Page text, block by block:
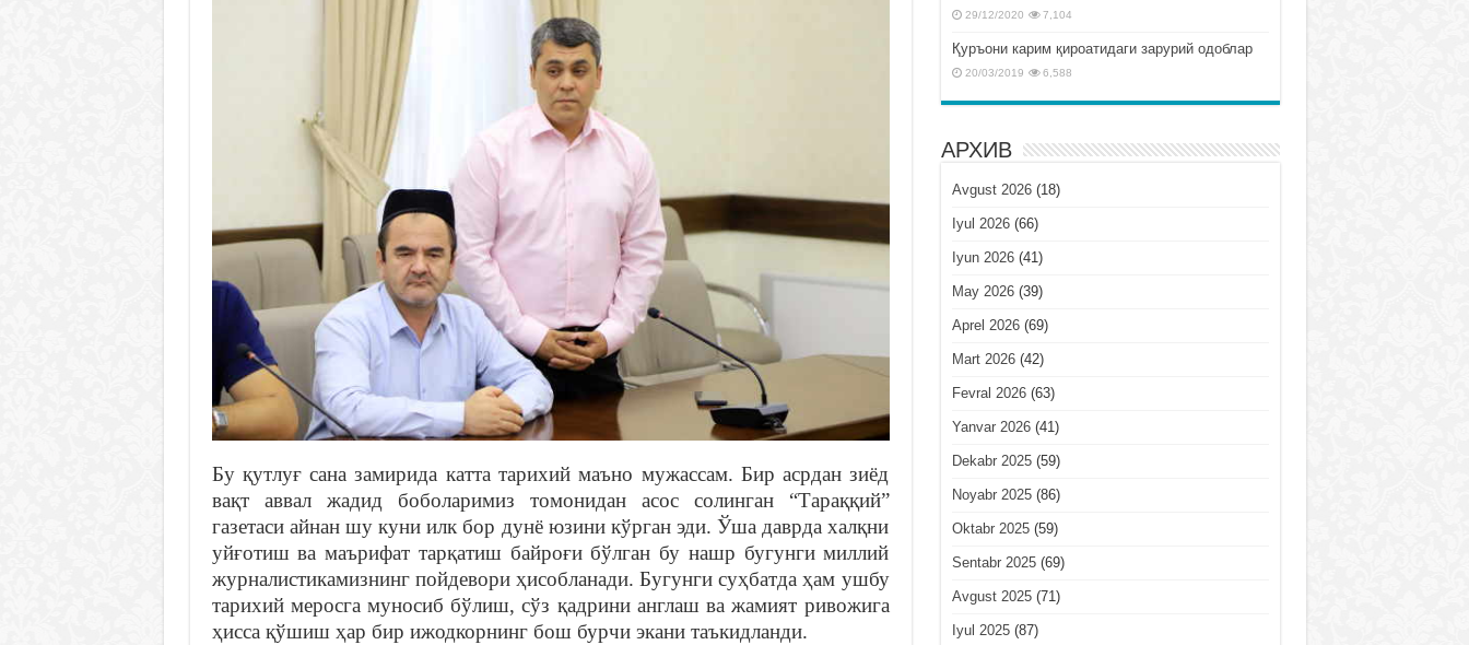
Бу қутлуғ сана замирида катта тарихий маъно мужассам. Бир асрдан зиёд
вақт аввал жадид боболаримиз томонидан асос солинган “Тараққий”
газетаси айнан шу куни илк бор дунё юзини кўрган эди. Ўша даврда халқни
уйғотиш ва маърифат тарқатиш байроғи бўлган бу нашр бугунги миллий
журналистикамизнинг пойдевори ҳисобланади. Бугунги суҳбатда ҳам ушбу
тарихий меросга муносиб бўлиш, сўз қадрини англаш ва жамият ривожига
ҳисса қўшиш ҳар бир ижодкорнинг бош бурчи экани таъкидланди.
29/12/2020 7,104
Қуръони карим қироатидаги зарурий одоблар
20/03/2019 6,588
АРХИВ
Avgust 2026(18)
Iyul 2026(66)
Iyun 2026(41)
May 2026(39)
Aprel 2026(69)
Mart 2026(42)
Fevral 2026(63)
Yanvar 2026(41)
Dekabr 2025(59)
Noyabr 2025(86)
Oktabr 2025(59)
Sentabr 2025(69)
Avgust 2025(71)
Iyul 2025(87)